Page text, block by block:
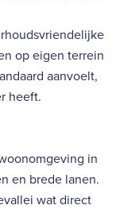
op eigen terrein
aanvoelt,
heeft.
in
en brede lanen.
wat direct